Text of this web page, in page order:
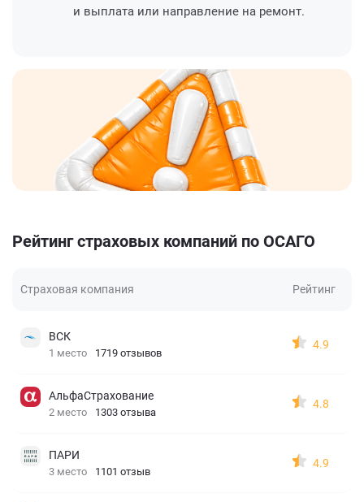
и выплата или направление на ремонт.
Рейтинг страховых компаний по ОСАГО
Страховая компания Рейтинг
ВСК
1 место 1719 отзывов
4.9
АльфаСтрахование
2 место 1303 отзыва
4.8
ПАРИ
3 место 1101 отзыв
4.9